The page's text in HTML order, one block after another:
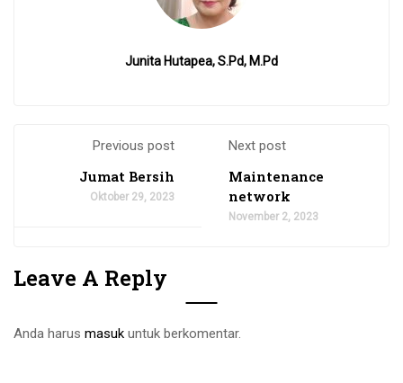
Junita Hutapea, S.Pd, M.Pd
Previous post
Jumat Bersih
Oktober 29, 2023
Next post
Maintenance
network
November 2, 2023
Leave A Reply
Anda harus masuk untuk berkomentar.